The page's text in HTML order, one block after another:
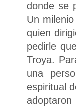
donde se
Un
quien
pedirle
Troya.
una
espiritual